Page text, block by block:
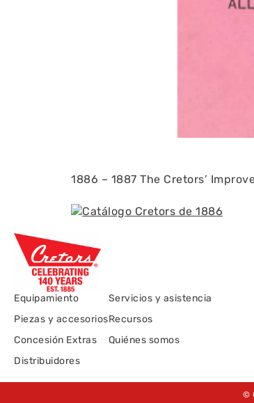
1886 – 1887 The Cretors’
Equipamiento
Piezas y accesorios
Concesión Extras
Distribuidores
Servicios y asistencia
Recursos
Quiénes somos
©